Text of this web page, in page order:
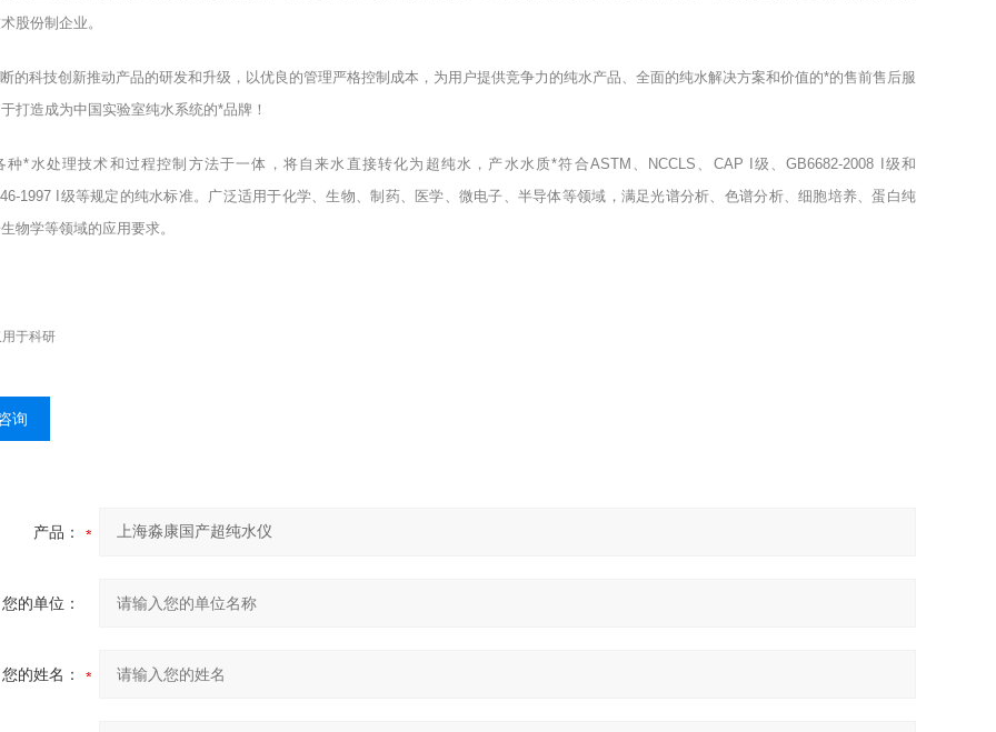
股份制企业。
的科技创新推动产品的研发和升级，以优良的管理严格控制成本，为用户提供竞争力的纯水产品、全面的纯水解决方案和价值的*的售前售后服
打造成为中国实验室纯水系统的*品牌！
种*水处理技术和过程控制方法于一体，将自来水直接转化为超纯水，产水水质*符合ASTM、NCCLS、CAP I级、GB6682-2008 I级和
1997 I级等规定的纯水标准。广泛适用于化学、生物、制药、医学、微电子、半导体等领域，满足光谱分析、色谱分析、细胞培养、蛋白纯
物学等领域的应用要求。
于科研
询
产品：
您的单位：
您的姓名：